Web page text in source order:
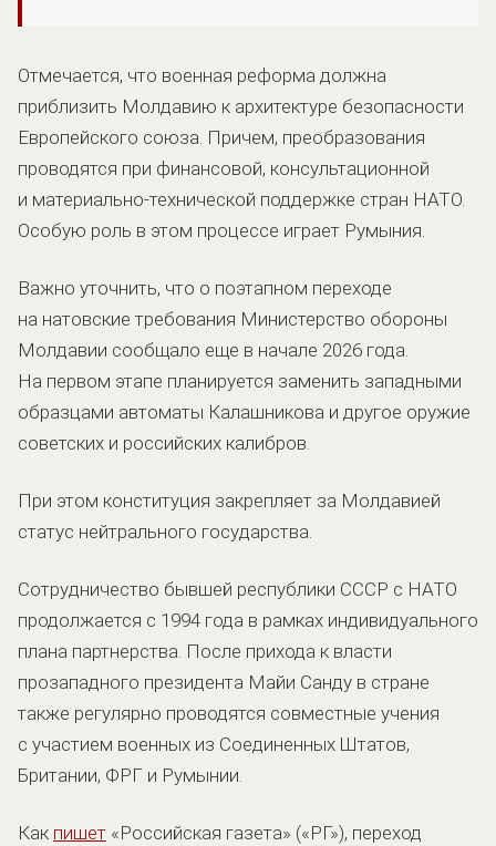
Отмечается, что военная реформа должна
приблизить Молдавию к архитектуре безопасности
Европейского союза. Причем, преобразования
проводятся при финансовой, консультационной
и материально-технической поддержке стран НАТО.
Особую роль в этом процессе играет Румыния.
Важно уточнить, что о поэтапном переходе
на натовские требования Министерство обороны
Молдавии сообщало еще в начале 2026 года.
На первом этапе планируется заменить западными
образцами автоматы Калашникова и другое оружие
советских и российских калибров.
При этом конституция закрепляет за Молдавией
статус нейтрального государства.
Сотрудничество бывшей республики СССР с НАТО
продолжается с 1994 года в рамках индивидуального
плана партнерства. После прихода к власти
прозападного президента Майи Санду в стране
также регулярно проводятся совместные учения
с участием военных из Соединенных Штатов,
Британии, ФРГ и Румынии.
Как пишет «Российская газета» («РГ»), переход